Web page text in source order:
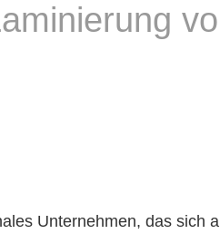
Unternehmen, das sich